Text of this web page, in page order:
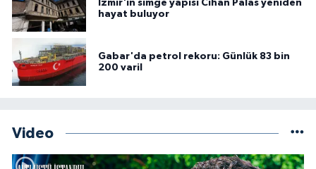
İzmir'in simge yapısı Cihan Palas yeniden
hayat buluyor
Gabar'da petrol rekoru: Günlük 83 bin
200 varil
Video